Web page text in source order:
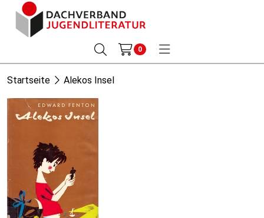
0
Startseite Alekos Insel